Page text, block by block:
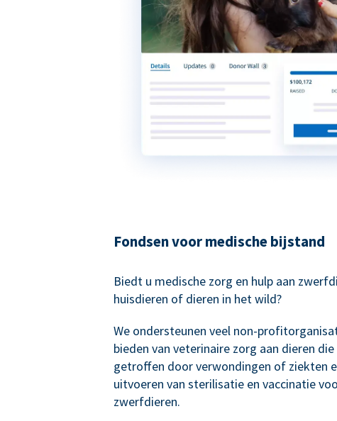
Fondsen voor medische bijstand
Biedt u medische zorg en hulp aan
huisdieren of dieren in het wild?
We ondersteunen veel non-
bieden van veterinaire zorg aan dieren die
getroffen door verwondingen of ziekten
uitvoeren van sterilisatie en vaccinatie
zwerfdieren.